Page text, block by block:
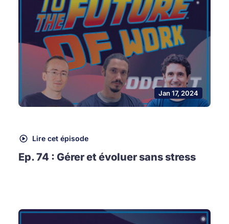
Jan 17, 2024
Lire cet épisode
Ep. 74 : Gérer et évoluer sans stress